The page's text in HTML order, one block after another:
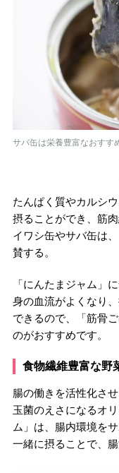
サバ缶は栄養豊富なおすす
たんぱく質やカルシ
摂ることができ、筋
イワシ缶やサバ缶は
賛する。
「にんたまジャム」
身の血流がよくなり
できるので、「筋骨
のがおすすめです。
食物繊維豊富な野
腸の働きを活性化さ
玉菌のえさになるオ
ム」は、腸内環境を
一緒に摂ることで、